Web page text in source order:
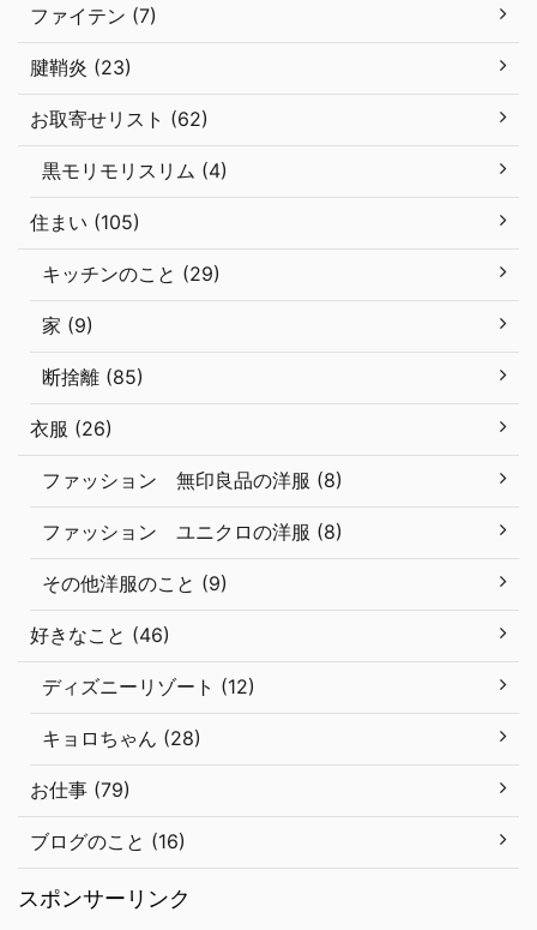
ファイテン (7)
腱鞘炎 (23)
お取寄せリスト (62)
黒モリモリスリム (4)
住まい (105)
キッチンのこと (29)
家 (9)
断捨離 (85)
衣服 (26)
ファッション 無印良品の洋服 (8)
ファッション ユニクロの洋服 (8)
その他洋服のこと (9)
好きなこと (46)
ディズニーリゾート (12)
キョロちゃん (28)
お仕事 (79)
ブログのこと (16)
スポンサーリンク